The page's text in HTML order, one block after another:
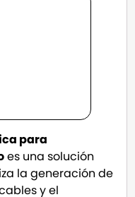
para
es una solución
la generación de
y el